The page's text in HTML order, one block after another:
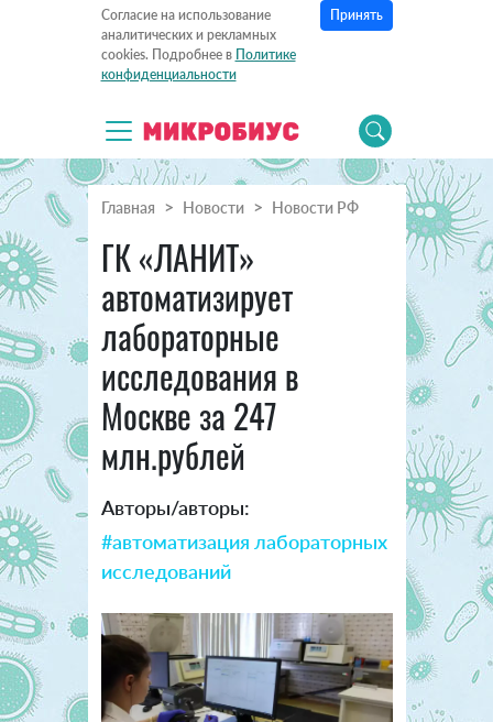
Согласие на использование
аналитических и рекламных
cookies. Подробнее в Политике
конфиденциальности
Принять
Главная Новости Новости РФ
ГК «ЛАНИТ»
автоматизирует
лабораторные
исследования в
Москве за 247
млн.рублей
Авторы/авторы:
#автоматизация лабораторных
исследований